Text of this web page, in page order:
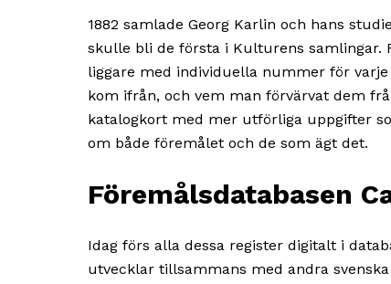
1882 samlade Georg Karlin och hans
skulle bli de första i Kulturens samlingar.
liggare med individuella nummer för
kom ifrån, och vem man förvärvat dem
katalogkort med mer utförliga uppgifter
om både föremålet och de som ägt det.
Föremålsdatabasen
Idag förs alla dessa register digitalt i
utvecklar tillsammans med andra